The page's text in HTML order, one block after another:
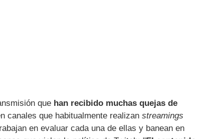
que han recibido muchas quejas de
canales que habitualmente realizan streamings
en evaluar cada una de ellas y banean en